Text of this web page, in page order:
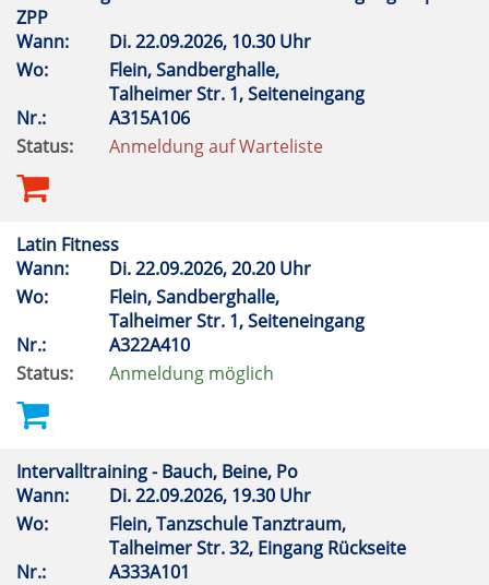
ZPP
Wann:
Di.22.09.2026, 10.30 Uhr
Wo:
Flein, Sandberghalle,
Talheimer Str. 1, Seiteneingang
Nr.:
A315A106
Status:
Anmeldung auf Warteliste
Latin Fitness
Wann:
Di.22.09.2026, 20.20 Uhr
Wo:
Flein, Sandberghalle,
Talheimer Str. 1, Seiteneingang
Nr.:
A322A410
Status:
Anmeldung möglich
Intervalltraining - Bauch, Beine, Po
Wann:
Di.22.09.2026, 19.30 Uhr
Wo:
Flein, Tanzschule Tanztraum,
Talheimer Str. 32, Eingang Rückseite
Nr.:
A333A101